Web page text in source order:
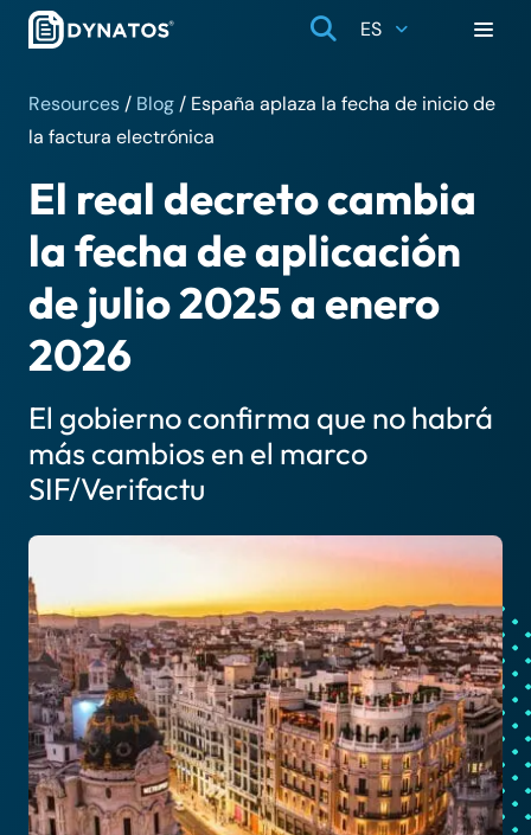
ES
Resources / Blog / España aplaza la fecha de inicio de
la factura electrónica
El real decreto cambia
la fecha de aplicación
de julio 2025 a enero
2026
El gobierno confirma que no habrá
más cambios en el marco
SIF/Verifactu